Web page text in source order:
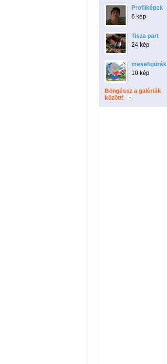
Profilképek
6 kép
Tisza part
24 kép
mesefigurák
10 kép
Böngéssz a galériák
között!